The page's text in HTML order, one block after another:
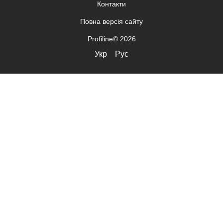
Контакти
Повна версія сайту
Profiline© 2026
Укр Рус